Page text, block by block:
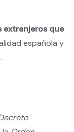
extranjeros que
española y